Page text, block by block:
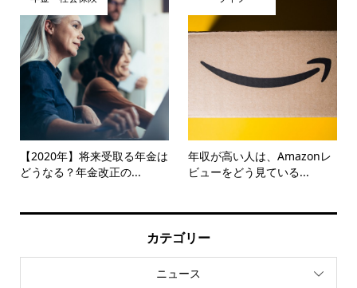
【2020年】将来受取る年金は
どうなる？年金改正の...
年収が高い人は、Amazonレ
ビューをどう見ている...
カテゴリー
ニュース